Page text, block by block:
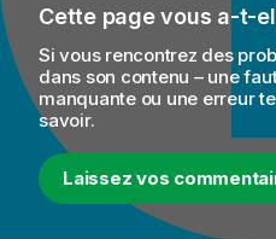
Cette page vous a-t-
Si vous rencontrez des
dans son contenu – une
manquante ou une erreur
savoir.
Laissez vos